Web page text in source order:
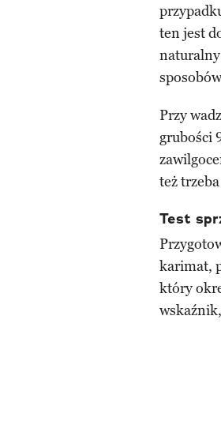
ten jest
naturalny
Przy
grubości
też
Test
karimat,
który